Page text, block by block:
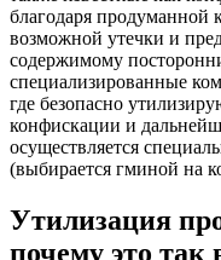
благодаря продуманной
возможной утечки и
содержимому
специализированные
где безопасно
конфискации и
осуществляется
(выбирается гминой на
Утилизация
почему это так